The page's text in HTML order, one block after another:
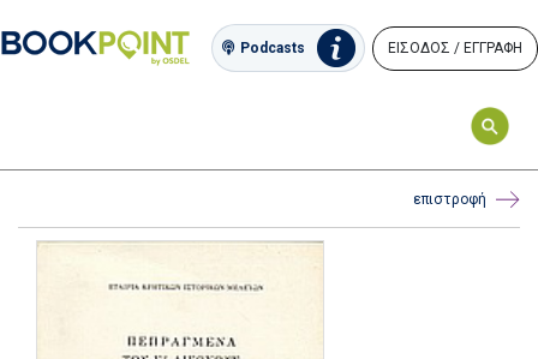
Podcasts ΕΙΣΟΔΟΣ / ΕΓΓΡΑΦΗ
επιστροφή